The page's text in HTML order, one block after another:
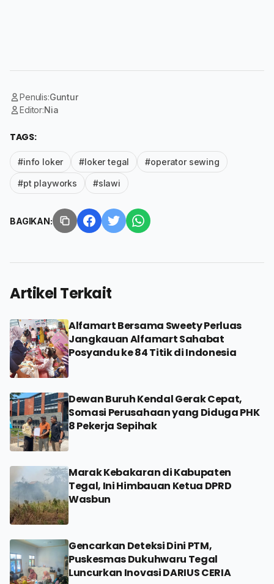
Penulis:Guntur
Editor:Nia
TAGS:
#info loker #loker tegal #operator sewing
#pt playworks #slawi
BAGIKAN:
Artikel Terkait
Alfamart Bersama Sweety Perluas
Jangkauan Alfamart Sahabat
Posyandu ke 84 Titik di Indonesia
Dewan Buruh Kendal Gerak Cepat,
Somasi Perusahaan yang Diduga PHK
8 Pekerja Sepihak
Marak Kebakaran di Kabupaten
Tegal, Ini Himbauan Ketua DPRD
Wasbun
Gencarkan Deteksi Dini PTM,
Puskesmas Dukuhwaru Tegal
Luncurkan Inovasi DARIUS CERIA